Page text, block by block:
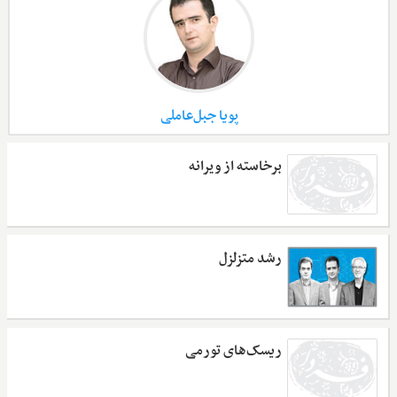
پویا جبل‌عاملی
برخاسته از ویرانه
رشد متزلزل
ریسک‌های تورمی